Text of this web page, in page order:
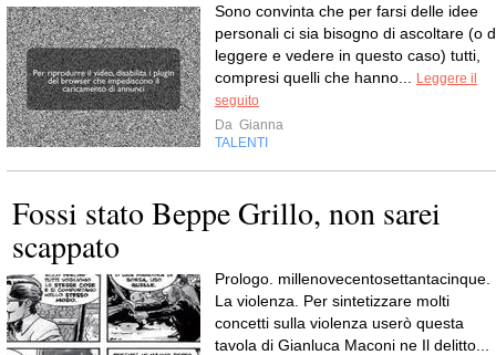
Sono convinta che per farsi delle idee
personali ci sia bisogno di ascoltare (o
leggere e vedere in questo caso) tutti,
compresi quelli che hanno...
Leggere il
seguito
Da Gianna
TALENTI
Fossi stato Beppe Grillo, non sarei
scappato
Prologo. millenovecentosettantacinque.
La violenza. Per sintetizzare molti
concetti sulla violenza userò questa
tavola di Gianluca Maconi ne Il delitto...